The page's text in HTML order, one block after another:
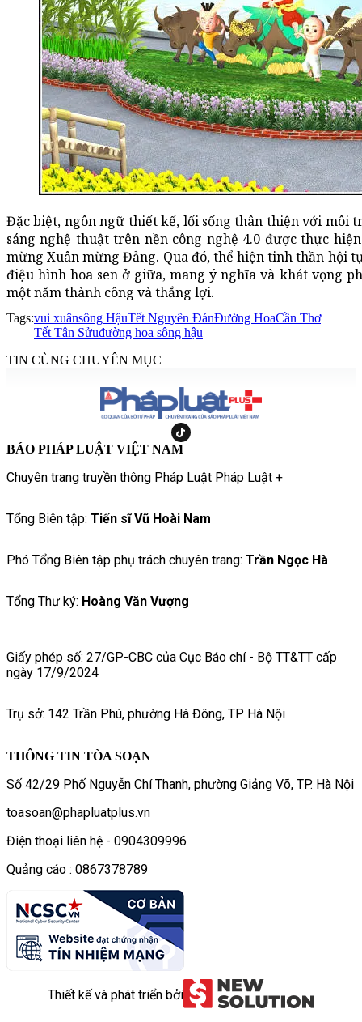
Đặc biệt, ngôn ngữ thiết kế, lối sống thân thiện với môi
sáng nghệ thuật trên nền công nghệ 4.0 được thực
mừng Xuân mừng Đảng. Qua đó, thể hiện tinh thần hội
điệu hình hoa sen ở giữa, mang ý nghĩa và khát vọng
một năm thành công và thắng lợi.
Tags:vui xuânsông HậuTết Nguyên ĐánĐường HoaCần Thơ
Tết Tân Sửuđường hoa sông hậu
TIN CÙNG CHUYÊN MỤC
BÁO PHÁP LUẬT VIỆT NAM
Chuyên trang truyền thông Pháp Luật Pháp Luật +
Tổng Biên tập: Tiến sĩ Vũ Hoài Nam
Phó Tổng Biên tập phụ trách chuyên trang: Trần Ngọc Hà
Tổng Thư ký: Hoàng Văn Vượng
Giấy phép số: 27/GP-CBC của Cục Báo chí - Bộ TT&TT cấp
ngày 17/9/2024
Trụ sở: 142 Trần Phú, phường Hà Đông, TP Hà Nội
THÔNG TIN TÒA SOẠN
Số 42/29 Phố Nguyễn Chí Thanh, phường Giảng Võ, TP. Hà Nội
toasoan@phapluatplus.vn
Điện thoại liên hệ - 0904309996
Quảng cáo : 0867378789
Thiết kế và phát triển bởi